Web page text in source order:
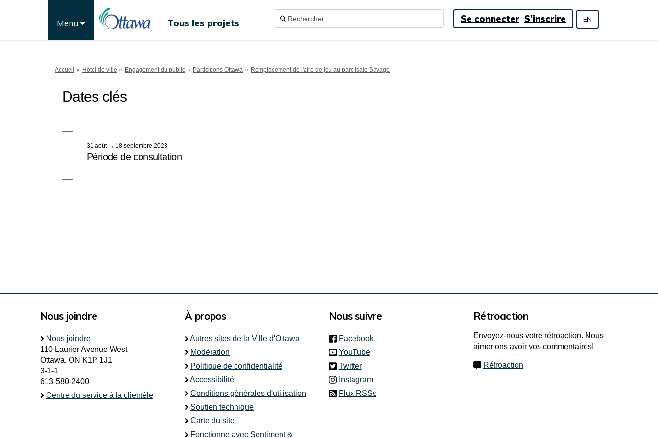
Menu EN
Tous les projets Se connecter S'inscrire
Vous êtes ici:
Accueil Hôtel de ville Engagement du public Participons Ottawa Remplacement de l'aire de jeu au parc Isaie Savage
Dates clés
31 août → 18 septembre 2023
Période de consultation
Nous joindre
Nous joindre
110 Laurier Avenue West
Ottawa, ON K1P 1J1
3-1-1
613-580-2400
Centre du service à la clientèle
À propos
Autres sites de la Ville d'Ottawa
Modération
Politique de confidentialité
Accessibilité
Conditions générales d'utilisation
Soutien technique
Carte du site
Fonctionne avec Sentiment &
Nous suivre
Facebook(link is external)
YouTube
Twitter(link is external)
Instagram
Flux RSSs
Rétroaction
Envoyez-nous votre rétroaction. Nous
aimerions avoir vos commentaires!
Rétroaction